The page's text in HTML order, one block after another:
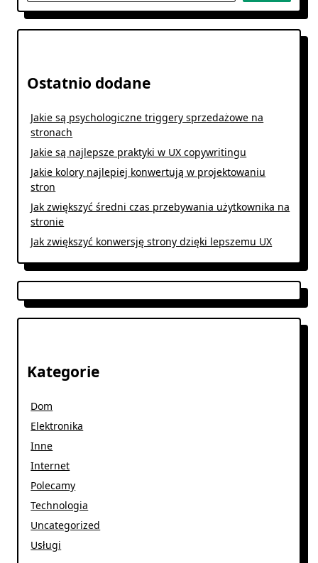
Ostatnio dodane
Jakie są psychologiczne triggery sprzedażowe na
stronach
Jakie są najlepsze praktyki w UX copywritingu
Jakie kolory najlepiej konwertują w projektowaniu
stron
Jak zwiększyć średni czas przebywania użytkownika na
stronie
Jak zwiększyć konwersję strony dzięki lepszemu UX
Kategorie
Dom
Elektronika
Inne
Internet
Polecamy
Technologia
Uncategorized
Usługi